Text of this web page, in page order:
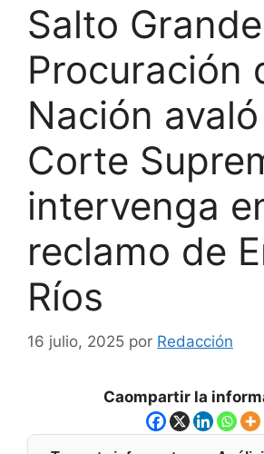
Salto
Procuración
Nación
Corte
intervenga
reclamo de
Ríos
16 julio, 2025 por Redacción
Caompartir la